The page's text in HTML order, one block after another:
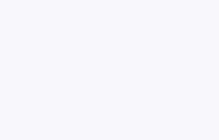
Achetez la
canton de